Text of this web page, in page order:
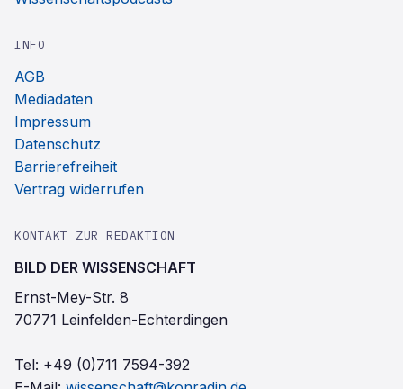
INFO
AGB
Mediadaten
Impressum
Datenschutz
Barrierefreiheit
Vertrag widerrufen
KONTAKT ZUR REDAKTION
BILD DER WISSENSCHAFT
Ernst-Mey-Str. 8
70771 Leinfelden-Echterdingen
Tel: +49 (0)711 7594-392